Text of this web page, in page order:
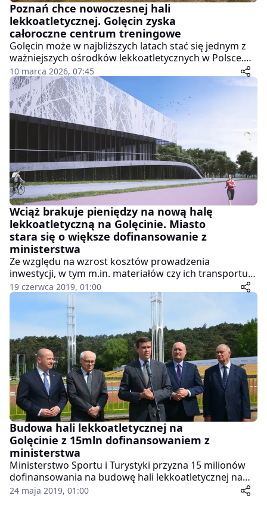
Poznań chce nowoczesnej hali
lekkoatletycznej. Golęcin zyska
całoroczne centrum treningowe
Golęcin może w najbliższych latach stać się jednym z
ważniejszych ośrodków lekkoatletycznych w Polsce.
Miasto Poznań przygotowuje się do aktualizacji
dokumentacji projektowej hali lekkoatletycznej, która
ma powstać przy istniejącym już zapleczu
treningowym. Inwestycja ma stworzyć zawodnikom
warunki do treningu przez cały rok i umożliwić
organizację prestiżowych zawodów halowych.
10 marca 2026, 07:45
Wciąż brakuje pieniędzy na nową halę
lekkoatletyczną na Golęcinie. Miasto
stara się o większe dofinansowanie z
ministerstwa
Ze względu na wzrost kosztów prowadzenia
inwestycji, w tym m.in. materiałów czy ich transportu,
wciąż brakuje pieniędzy, by rozpocząć budowę nowej
hali lekkoatletycznej na poznańskim Golęcinie. Choć
ministerstwo w maju zmieniło swoją wcześniejszą
decyzję dotyczącą braku wsparcia finansowego i
zabezpieczyło na ten cel 15 milionów złotych, to łączna
kwota posiadanych przez Miasto środków jest
niewystarczająca.
19 czerwca 2019, 01:00
Budowa hali lekkoatletycznej na
Golęcinie z 15mln dofinansowaniem z
ministerstwa
Ministerstwo Sportu i Turystyki przyzna 15 milionów
dofinansowania na budowę hali lekkoatletycznej na
poznańskim Golęcinie. Cała inwestycja Poznańskich
Ośrodków Sportu i Rekreacji ma kosztować około 50
24 maja 2019, 01:00